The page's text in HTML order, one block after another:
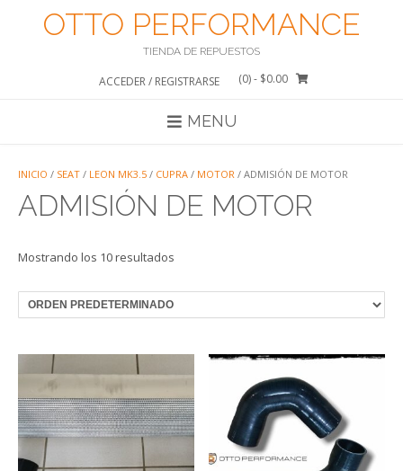
OTTO PERFORMANCE
TIENDA DE REPUESTOS
ACCEDER / REGISTRARSE (0)- $0.00
MENU
INICIO / SEAT / LEON MK3.5 / CUPRA / MOTOR / ADMISIÓN DE MOTOR
ADMISIÓN DE MOTOR
Mostrando los 10 resultados